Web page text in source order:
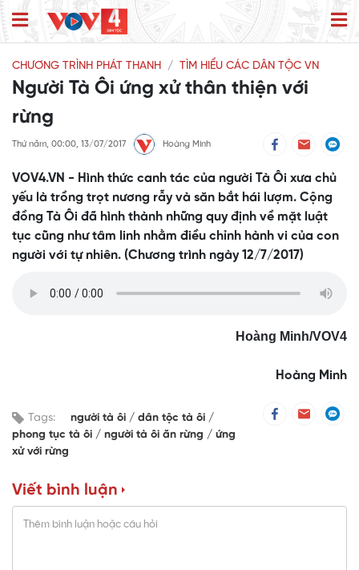
CHƯƠNG TRÌNH PHÁT THANH TÌM HIỂU CÁC DÂN TỘC VN
Người Tà Ôi ứng xử thân thiện với
rừng
Thứ năm, 00:00, 13/07/2017 Hoàng Minh
VOV4.VN - Hình thức canh tác của người Tà Ôi xưa chủ
yếu là trồng trọt nương rẫy và săn bắt hái lượm. Cộng
đồng Tà Ôi đã hình thành những quy định về mặt luật
tục cũng như tâm linh nhằm điều chỉnh hành vi của con
người với tự nhiên. (Chương trình ngày 12/7/2017)
Hoàng Minh/VOV4
Hoàng Minh
Tags: người tà ôi
dân tộc tà ôi
phong tục tà ôi
người tà ôi ăn rừng
ứng
xử với rừng
Viết bình luận